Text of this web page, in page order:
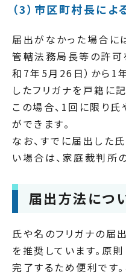
（3）市区町村長に
届出がなかった場合に
管轄法務局長等の許可
和7年5月26日）から1
したフリガナを戸籍に記
この場合、1回に限り
ができます。
なお、すでに届出した
い場合は、家庭裁判所
届出方法につ
氏や名のフリガナの届
を推奨しています。原
完了するため便利です